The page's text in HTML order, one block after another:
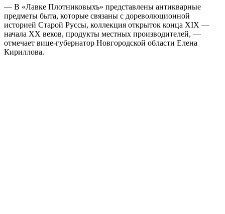
— В «Лавке Плотниковыхъ» представлены антикварные
предметы быта, которые связаны с дореволюционной
историей Старой Руссы, коллекция открыток конца XIX —
начала XX веков, продукты местных производителей, —
отмечает вице-губернатор Новгородской области Елена
Кириллова.